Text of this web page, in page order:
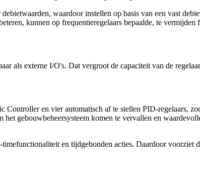
waardoor instellen op basis van een vast
kunnen op frequentieregelaars bepaalde, te vermijden
als externe I/O's. Dat vergroot de capaciteit van de
en vier automatisch af te stellen PID-regelaars,
gebouwbeheersysteem komen te vervallen en
en tijdgebonden acties. Daardoor voorziet